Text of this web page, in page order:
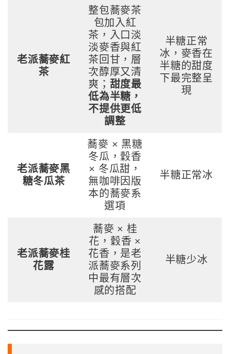
老派蕎麥紅
茶
整包蕎麥茶
包加入紅
茶，入口淡
淡麥香與紅
茶回甘，層
次醇厚又清
爽； 甜度最
低為半糖，
不提供更低
調整
半糖正常
冰，麥香在
半糖的甜度
下最完整呈
現
老派蕎麥黑
糖冬瓜茶
蕎麥 × 黑糖
冬瓜，穀香
× 冬瓜甜，
無咖啡因版
本的蕎麥系
選項
半糖正常冰
老派蕎麥桂
花露
蕎麥 × 桂
花，穀香 ×
花香，是老
派蕎麥系列
中最有層次
感的搭配
半糖少冰